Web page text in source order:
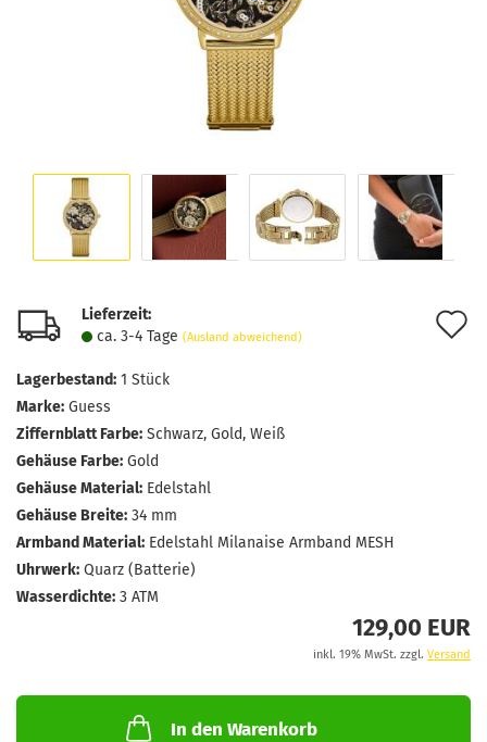
Lieferzeit:
ca. 3-4 Tage (Ausland abweichend)
Lagerbestand: 1 Stück
Marke: Guess
Ziffernblatt Farbe: Schwarz, Gold, Weiß
Gehäuse Farbe: Gold
Gehäuse Material: Edelstahl
Gehäuse Breite: 34 mm
Armband Material: Edelstahl Milanaise Armband MESH
Uhrwerk: Quarz (Batterie)
Wasserdichte: 3 ATM
129,00 EUR
inkl. 19% MwSt. zzgl. Versand
In den Warenkorb